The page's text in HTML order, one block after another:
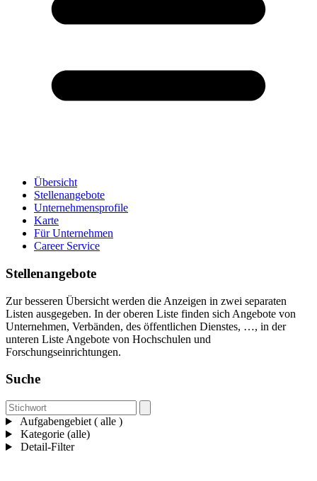
Übersicht
Stellenangebote
Unternehmensprofile
Karte
Für Unternehmen
Career Service
Stellenangebote
Zur besseren Übersicht werden die Anzeigen in zwei separaten
Listen ausgegeben. In der oberen Liste finden sich Angebote von
Unternehmen, Verbänden, des öffentlichen Dienstes, …, in der
unteren Liste Angebote von Hochschulen und
Forschungseinrichtungen.
Suche
Aufgabengebiet ( alle )
Kategorie (alle)
Detail-Filter